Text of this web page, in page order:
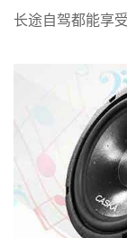
长途自驾都能享